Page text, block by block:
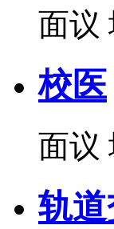
面议
校医
面议
轨